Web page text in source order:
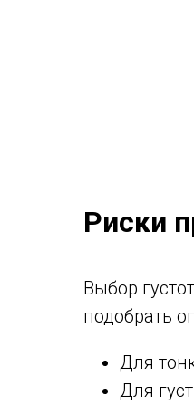
Риски
Выбор
подобрать
Для
Для